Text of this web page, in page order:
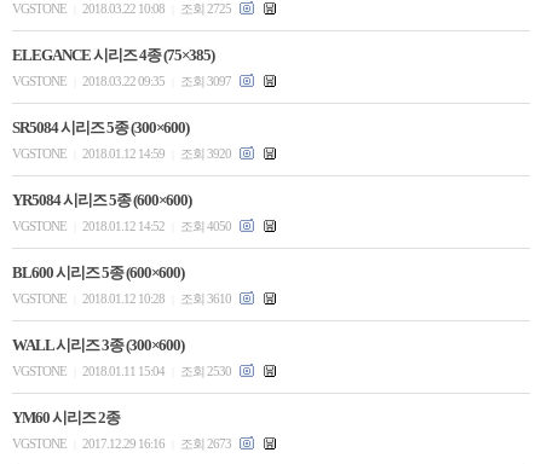
VGSTONE 2018.03.22 10:08 조회 2725
ELEGANCE 시리즈 4종 (75×385)
VGSTONE 2018.03.22 09:35 조회 3097
SR5084 시리즈 5종 (300×600)
VGSTONE 2018.01.12 14:59 조회 3920
YR5084 시리즈 5종 (600×600)
VGSTONE 2018.01.12 14:52 조회 4050
BL600 시리즈 5종 (600×600)
VGSTONE 2018.01.12 10:28 조회 3610
WALL 시리즈 3종 (300×600)
VGSTONE 2018.01.11 15:04 조회 2530
YM60 시리즈 2종
VGSTONE 2017.12.29 16:16 조회 2673